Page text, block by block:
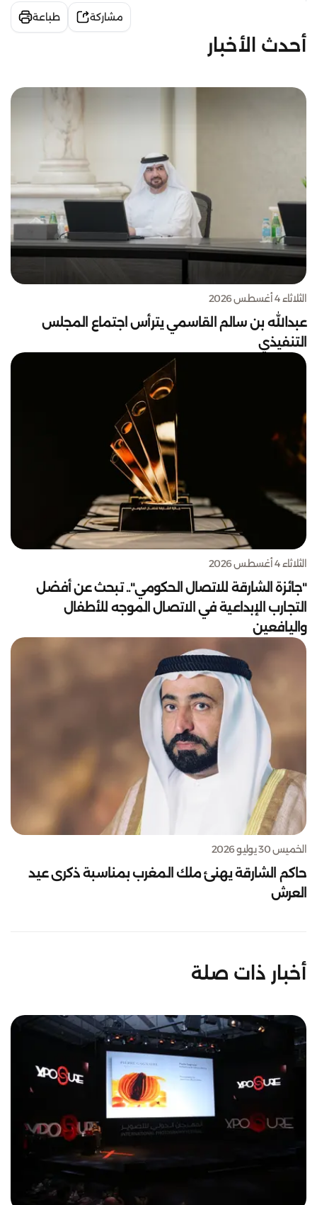
مشاركة طباعة
أحدث الأخبار
الثلاثاء 4 أغسطس 2026
عبدالله بن سالم القاسمي يترأس اجتماع المجلس
التنفيذي
الثلاثاء 4 أغسطس 2026
"جائزة الشارقة للاتصال الحكومي".. تبحث عن أفضل
التجارب الإبداعية في الاتصال الموجه للأطفال
واليافعين
الخميس 30 يوليو 2026
حاكم الشارقة يهنئ ملك المغرب بمناسبة ذكرى عيد
العرش
أخبار ذات صلة